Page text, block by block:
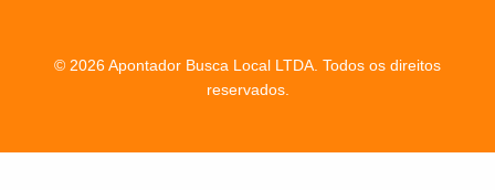
© 2026 Apontador Busca Local LTDA. Todos os direitos
reservados.